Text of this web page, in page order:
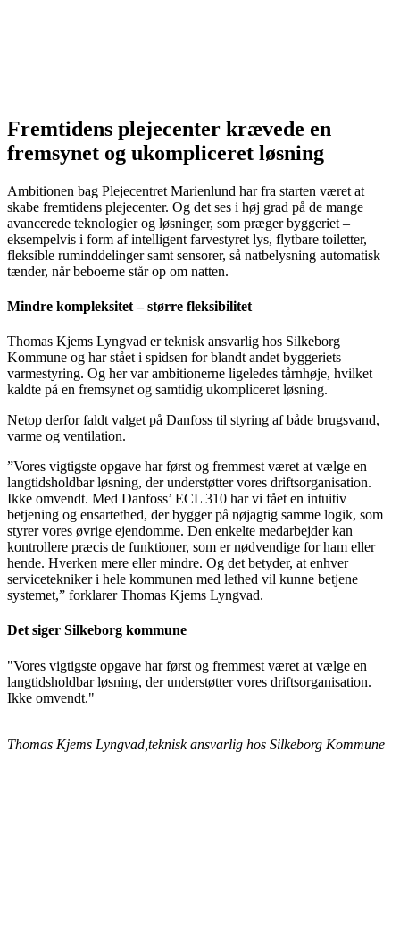
Fremtidens plejecenter krævede en
fremsynet og ukompliceret løsning
Ambitionen bag Plejecentret Marienlund har fra starten været at
skabe fremtidens plejecenter. Og det ses i høj grad på de mange
avancerede teknologier og løsninger, som præger byggeriet –
eksempelvis i form af intelligent farvestyret lys, flytbare toiletter,
fleksible ruminddelinger samt sensorer, så natbelysning automatisk
tænder, når beboerne står op om natten.
Mindre kompleksitet – større fleksibilitet
Thomas Kjems Lyngvad er teknisk ansvarlig hos Silkeborg
Kommune og har stået i spidsen for blandt andet byggeriets
varmestyring. Og her var ambitionerne ligeledes tårnhøje, hvilket
kaldte på en fremsynet og samtidig ukompliceret løsning.
Netop derfor faldt valget på Danfoss til styring af både brugsvand,
varme og ventilation.
”Vores vigtigste opgave har først og fremmest været at vælge en
langtidsholdbar løsning, der understøtter vores driftsorganisation.
Ikke omvendt. Med Danfoss’ ECL 310 har vi fået en intuitiv
betjening og ensartethed, der bygger på nøjagtig samme logik, som
styrer vores øvrige ejendomme. Den enkelte medarbejder kan
kontrollere præcis de funktioner, som er nødvendige for ham eller
hende. Hverken mere eller mindre. Og det betyder, at enhver
servicetekniker i hele kommunen med lethed vil kunne betjene
systemet,” forklarer Thomas Kjems Lyngvad.
Det siger Silkeborg kommune
"Vores vigtigste opgave har først og fremmest været at vælge en
langtidsholdbar løsning, der understøtter vores driftsorganisation.
Ikke omvendt."
Thomas Kjems Lyngvad,teknisk ansvarlig hos Silkeborg Kommune